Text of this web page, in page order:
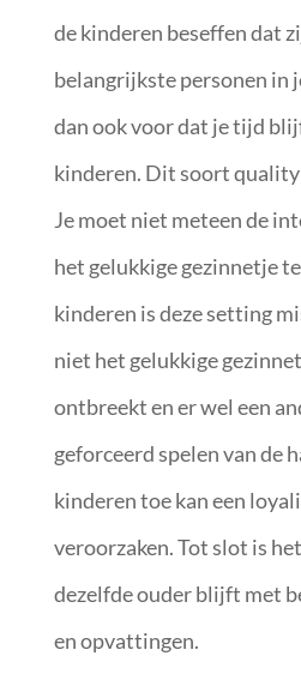
de kinderen beseffen dat
belangrijkste personen in
dan ook voor dat je tijd
kinderen. Dit soort
Je moet niet meteen de
het gelukkige gezinnetje
kinderen is deze setting
niet het gelukkige
ontbreekt en er wel een
geforceerd spelen van de
kinderen toe kan een
veroorzaken. Tot slot is
dezelfde ouder blijft met
en opvattingen.